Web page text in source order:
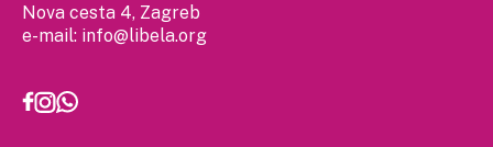
Nova cesta 4, Zagreb
e-mail: info@libela.org